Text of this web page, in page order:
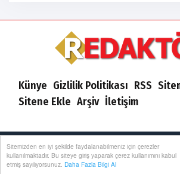
Sitemizden en iyi şekilde faydalanabilmeniz için çerezler
kullanılmaktadır. Bu siteye giriş yaparak çerez kullanımını kabul
etmiş sayılıyorsunuz. Daha Fazla Bilgi Al
Künye Gizlilik Politikası RSS
Sitene Ekle Arşiv İletişim
Redaktör Haber 2022 | Yazılım: